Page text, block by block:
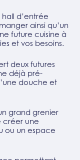
d’entrée
ainsi qu’un
future cuisine à
et vos besoins.
deux futures
déjà pré-
douche et
grand grenier
créer une
ou un espace